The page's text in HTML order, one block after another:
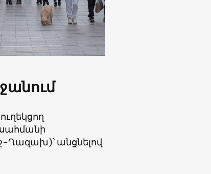
անցնելով